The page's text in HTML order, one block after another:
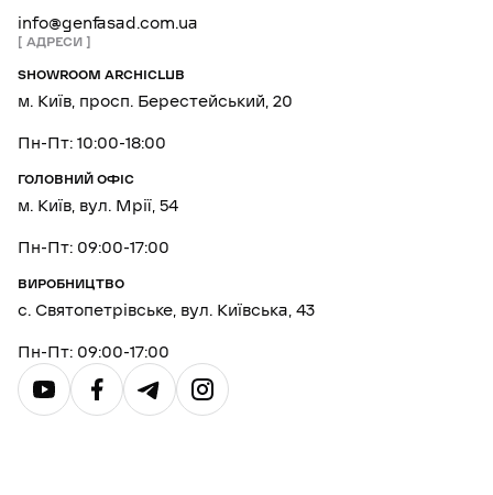
info@genfasad.com.ua
АДРЕСИ
SHOWROOM ARCHICLUB
м. Київ, просп. Берестейський, 20
Пн-Пт: 10:00-18:00
ГОЛОВНИЙ ОФІС
м. Київ, вул. Мрії, 54
Пн-Пт: 09:00-17:00
ВИРОБНИЦТВО
с. Святопетрівське, вул. Київська, 43
Пн-Пт: 09:00-17:00